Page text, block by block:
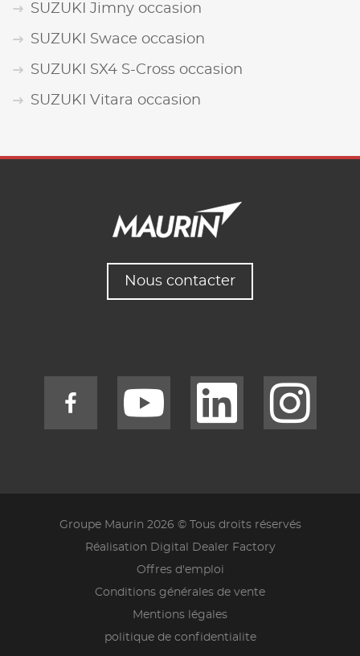
SUZUKI Jimny occasion
SUZUKI Swace occasion
SUZUKI SX4 S-Cross occasion
SUZUKI Vitara occasion
Nous contacter
Groupe Maurin 2026 © Tous droits réservés
Réalisation Digital Dealer Factory
Offres d'emploi
Conditions générales de vente
Mentions légales
politique de confidentialite